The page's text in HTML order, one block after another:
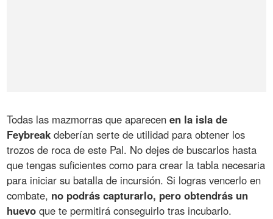
Todas las mazmorras que aparecenen la isla de
Feybreak deberían serte de utilidad para obtener los
trozos de roca de este Pal. No dejes de buscarlos hasta
que tengas suficientes como para crear la tabla necesaria
para iniciar su batalla de incursión. Si logras vencerlo en
combate, no podrás capturarlo, pero obtendrás un
huevo que te permitirá conseguirlo tras incubarlo.